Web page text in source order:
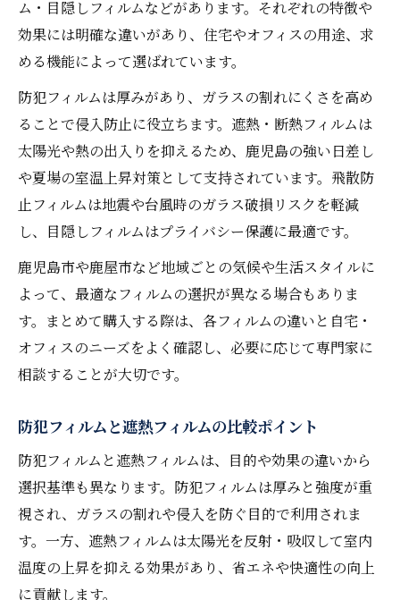
ム・目隠しフィルムなどがあります。それぞれの特徴や
効果には明確な違いがあり、住宅やオフィスの用途、求
める機能によって選ばれています。
防犯フィルムは厚みがあり、ガラスの割れにくさを高め
ることで侵入防止に役立ちます。遮熱・断熱フィルムは
太陽光や熱の出入りを抑えるため、鹿児島の強い日差し
や夏場の室温上昇対策として支持されています。飛散防
止フィルムは地震や台風時のガラス破損リスクを軽減
し、目隠しフィルムはプライバシー保護に最適です。
鹿児島市や鹿屋市など地域ごとの気候や生活スタイルに
よって、最適なフィルムの選択が異なる場合もありま
す。まとめて購入する際は、各フィルムの違いと自宅・
オフィスのニーズをよく確認し、必要に応じて専門家に
相談することが大切です。
防犯フィルムと遮熱フィルムの比較ポイント
防犯フィルムと遮熱フィルムは、目的や効果の違いから
選択基準も異なります。防犯フィルムは厚みと強度が重
視され、ガラスの割れや侵入を防ぐ目的で利用されま
す。一方、遮熱フィルムは太陽光を反射・吸収して室内
温度の上昇を抑える効果があり、省エネや快適性の向上
に貢献します。